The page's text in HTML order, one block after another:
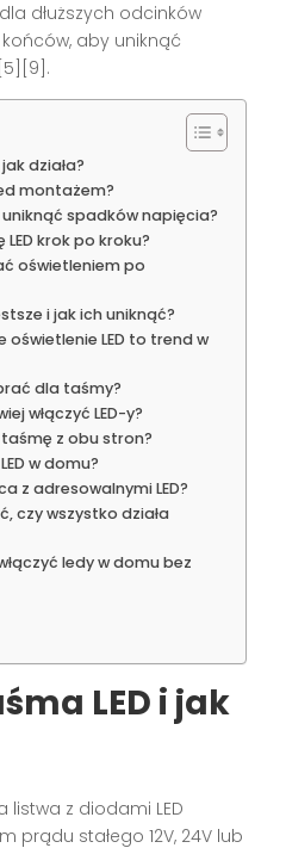
dłuższych odcinków
aby uniknąć
działa?
montażem?
spadków napięcia?
krok po kroku?
oświetleniem po
i jak ich uniknąć?
LED to trend w
dla taśmy?
włączyć LED-y?
z obu stron?
w domu?
z adresowalnymi LED?
czy wszystko działa
ledy w domu bez
LED i jak
listwa z diodami LED
prądu stałego 12V, 24V lub